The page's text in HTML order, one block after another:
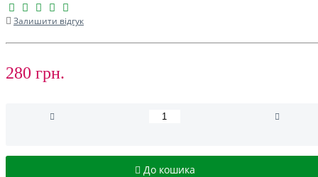
Залишити відгук
280 грн.
До кошика